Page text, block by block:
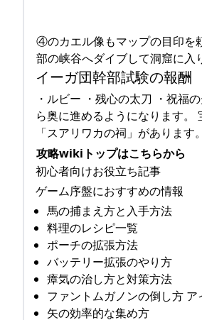
④のカエル像もマップの目印を
部の峡谷へダイブして洞窟に入
イーガ団幹部試験の報酬
・ルビー ・残心の太刀 ・祝福
ら奥に進めるようになります
「スアリワカの祠」がありま
攻略wikiトップはこちらから
初心者向けお役立ち記事
ゲーム序盤におすすめの情報
馬の捕まえ方と入手方法
料理のレシピ一覧
ポーチの拡張方法
バッテリー拡張のやり方
瘴気の治し方と対策方法
ファントムガノンの倒し方
矢の効率的な集め方